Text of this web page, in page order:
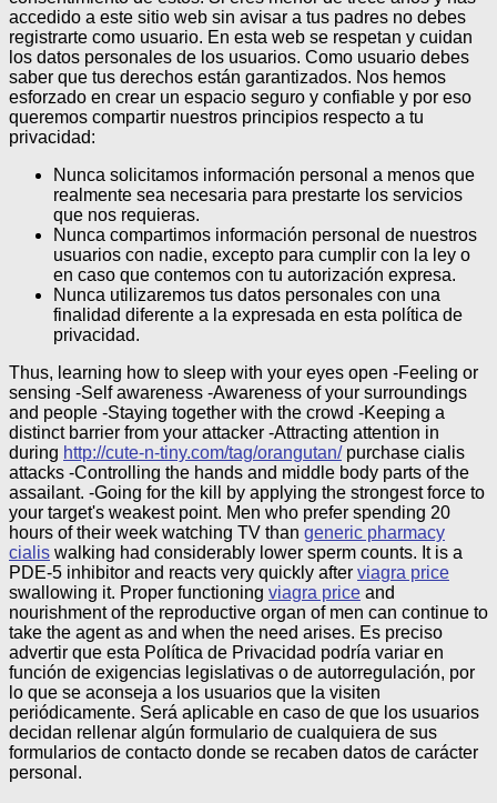
accedido a este sitio web sin avisar a tus padres no debes
registrarte como usuario. En esta web se respetan y cuidan
los datos personales de los usuarios. Como usuario debes
saber que tus derechos están garantizados. Nos hemos
esforzado en crear un espacio seguro y confiable y por eso
queremos compartir nuestros principios respecto a tu
privacidad:
Nunca solicitamos información personal a menos que
realmente sea necesaria para prestarte los servicios
que nos requieras.
Nunca compartimos información personal de nuestros
usuarios con nadie, excepto para cumplir con la ley o
en caso que contemos con tu autorización expresa.
Nunca utilizaremos tus datos personales con una
finalidad diferente a la expresada en esta política de
privacidad.
Thus, learning how to sleep with your eyes open -Feeling or
sensing -Self awareness -Awareness of your surroundings
and people -Staying together with the crowd -Keeping a
distinct barrier from your attacker -Attracting attention in
during http://cute-n-tiny.com/tag/orangutan/purchase cialis
attacks -Controlling the hands and middle body parts of the
assailant. -Going for the kill by applying the strongest force to
your target's weakest point. Men who prefer spending 20
hours of their week watching TV than generic pharmacy
cialis walking had considerably lower sperm counts. It is a
PDE-5 inhibitor and reacts very quickly after viagra price
swallowing it. Proper functioning viagra price and
nourishment of the reproductive organ of men can continue to
take the agent as and when the need arises. Es preciso
advertir que esta Política de Privacidad podría variar en
función de exigencias legislativas o de autorregulación, por
lo que se aconseja a los usuarios que la visiten
periódicamente. Será aplicable en caso de que los usuarios
decidan rellenar algún formulario de cualquiera de sus
formularios de contacto donde se recaben datos de carácter
personal.